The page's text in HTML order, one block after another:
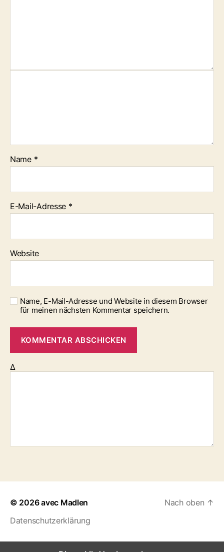
Name *
E-Mail-Adresse *
Website
Name, E-Mail-Adresse und Website in diesem Browser
für meinen nächsten Kommentar speichern.
Δ
© 2026avec Madlen
Datenschutzerklärung
Nach oben ↑